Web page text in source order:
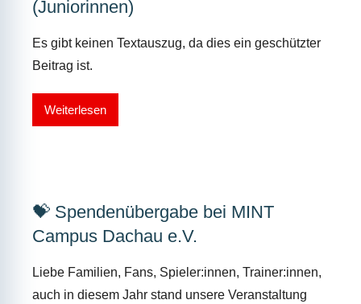
(Juniorinnen)
Es gibt keinen Textauszug, da dies ein geschützter
Beitrag ist.
Weiterlesen
💝 Spendenübergabe bei MINT
Campus Dachau e.V.
Liebe Familien, Fans, Spieler:innen, Trainer:innen,
auch in diesem Jahr stand unsere Veranstaltung